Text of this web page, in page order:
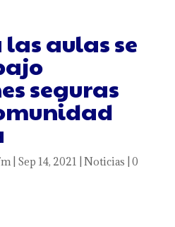
aulas se
seguras
| Sep 14, 2021 Noticias 0